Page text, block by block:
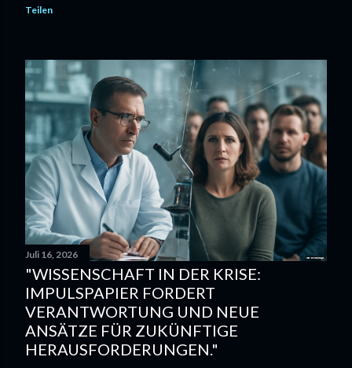
Teilen
Juli 16, 2026
"WISSENSCHAFT IN DER KRISE:
IMPULSPAPIER FORDERT
VERANTWORTUNG UND NEUE
ANSÄTZE FÜR ZUKÜNFTIGE
HERAUSFORDERUNGEN."